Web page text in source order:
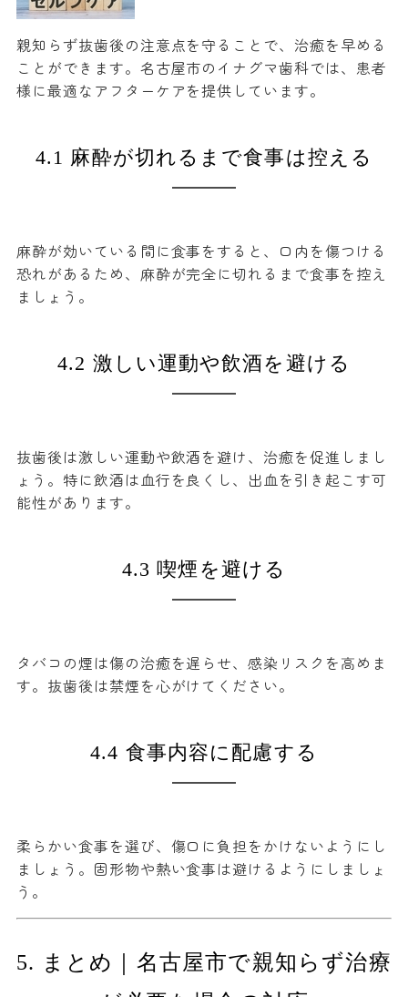
親知らず抜歯後の注意点を守ることで、治癒を早める
ことができます。名古屋市のイナグマ歯科では、患者
様に最適なアフターケアを提供しています。
4.1 麻酔が切れるまで食事は控える
麻酔が効いている間に食事をすると、口内を傷つける
恐れがあるため、麻酔が完全に切れるまで食事を控え
ましょう。
4.2 激しい運動や飲酒を避ける
抜歯後は激しい運動や飲酒を避け、治癒を促進しまし
ょう。特に飲酒は血行を良くし、出血を引き起こす可
能性があります。
4.3 喫煙を避ける
タバコの煙は傷の治癒を遅らせ、感染リスクを高めま
す。抜歯後は禁煙を心がけてください。
4.4 食事内容に配慮する
柔らかい食事を選び、傷口に負担をかけないようにし
ましょう。固形物や熱い食事は避けるようにしましょ
う。
5. まとめ｜名古屋市で親知らず治療